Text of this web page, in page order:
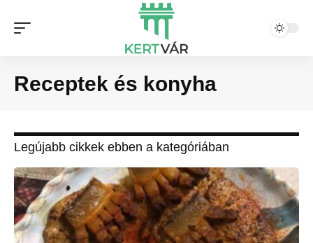
Receptek és konyha
Legújabb cikkek ebben a kategóriában